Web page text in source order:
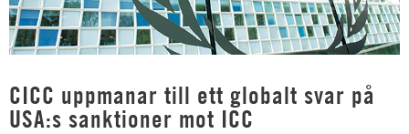
CICC uppmanar till ett globalt svar på
USA:s sanktioner mot ICC